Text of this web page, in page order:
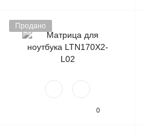
Продано
0